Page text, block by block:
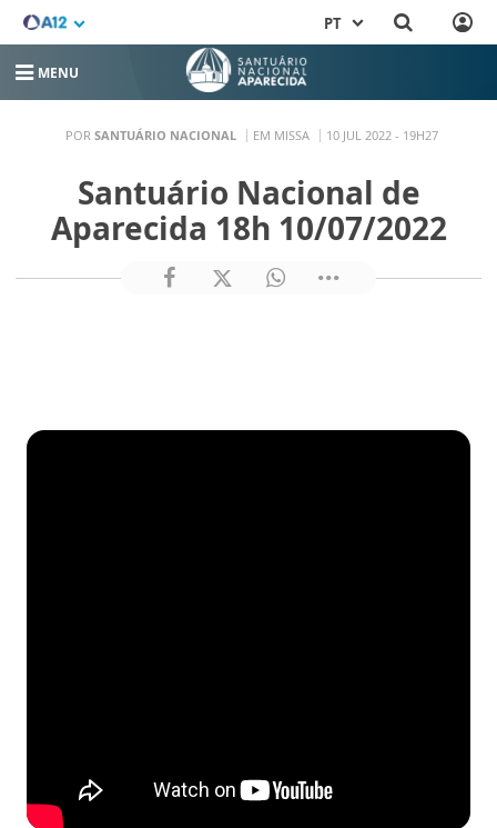
PT
MENU
POR SANTUÁRIO NACIONAL EM MISSA 10 JUL 2022 - 19H27
Santuário Nacional de
Aparecida 18h 10/07/2022